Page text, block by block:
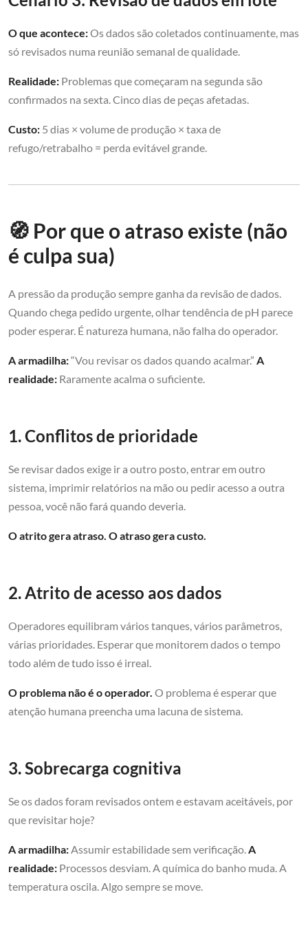
O que acontece:Os dados são coletados continuamente, mas
só revisados numa reunião semanal de qualidade.
Realidade: Problemas que começaram na segunda são
confirmados na sexta. Cinco dias de peças afetadas.
Custo: 5 dias × volume de produção × taxa de
refugo/retrabalho = perda evitável grande.
🧭 Por que o atraso existe (não
é culpa sua)
A pressão da produção sempre ganha da revisão de dados.
Quando chega pedido urgente, olhar tendência de pH parece
poder esperar. É natureza humana, não falha do operador.
A armadilha:“Vou revisar os dados quando acalmar.” A
realidade: Raramente acalma o suficiente.
1. Conflitos de prioridade
Se revisar dados exige ir a outro posto, entrar em outro
sistema, imprimir relatórios na mão ou pedir acesso a outra
pessoa, você não fará quando deveria.
O atrito gera atraso. O atraso gera custo.
2. Atrito de acesso aos dados
Operadores equilibram vários tanques, vários parâmetros,
várias prioridades. Esperar que monitorem dados o tempo
todo além de tudo isso é irreal.
O problema não é o operador. O problema é esperar que
atenção humana preencha uma lacuna de sistema.
3. Sobrecarga cognitiva
Se os dados foram revisados ontem e estavam aceitáveis, por
que revisitar hoje?
A armadilha: Assumir estabilidade sem verificação. A
realidade: Processos desviam. A química do banho muda. A
temperatura oscila. Algo sempre se move.